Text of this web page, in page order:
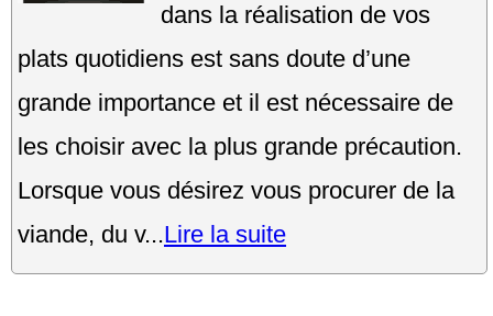
dans la réalisation de vos
plats quotidiens est sans doute d’une
grande importance et il est nécessaire de
les choisir avec la plus grande précaution.
Lorsque vous désirez vous procurer de la
viande, du v...Lire la suite